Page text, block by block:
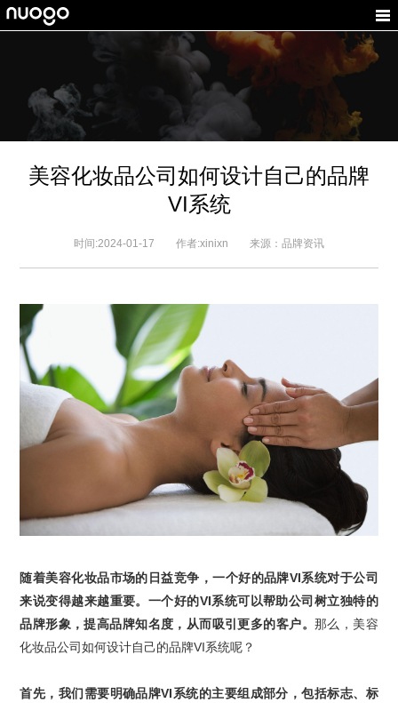
美容化妆品公司如何设计自己的品牌
VI系统
时间:2024-01-17 作者:xinixn 来源：品牌资讯
随着美容化妆品市场的日益竞争，一个好的品牌VI系统对于公司
来说变得越来越重要。一个好的VI系统可以帮助公司树立独特的
品牌形象，提高品牌知名度，从而吸引更多的客户。 那么， 美容
化妆品公司如何设计自己的品牌VI系统呢？
首先，我们需要明确品牌VI系统的主要组成部分，包括标志、标